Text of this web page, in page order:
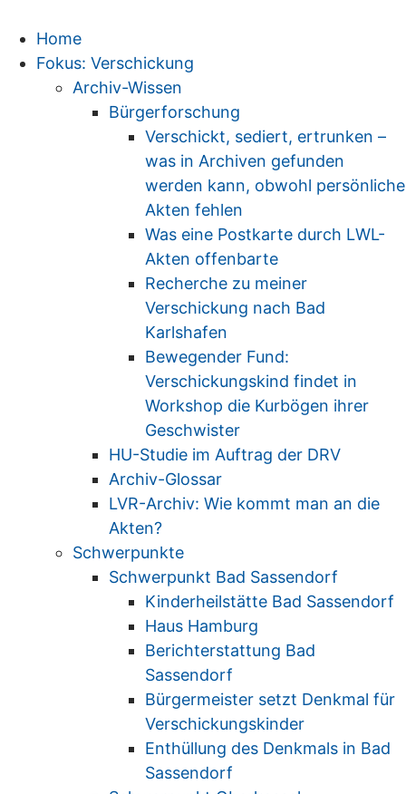
Home
Fokus: Verschickung
Archiv-Wissen
Bürgerforschung
Verschickt, sediert, ertrunken –
was in Archiven gefunden
werden kann, obwohl persönliche
Akten fehlen
Was eine Postkarte durch LWL-
Akten offenbarte
Recherche zu meiner
Verschickung nach Bad
Karlshafen
Bewegender Fund:
Verschickungskind findet in
Workshop die Kurbögen ihrer
Geschwister
HU-Studie im Auftrag der DRV
Archiv-Glossar
LVR-Archiv: Wie kommt man an die
Akten?
Schwerpunkte
Schwerpunkt Bad Sassendorf
Kinderheilstätte Bad Sassendorf
Haus Hamburg
Berichterstattung Bad
Sassendorf
Bürgermeister setzt Denkmal für
Verschickungskinder
Enthüllung des Denkmals in Bad
Sassendorf